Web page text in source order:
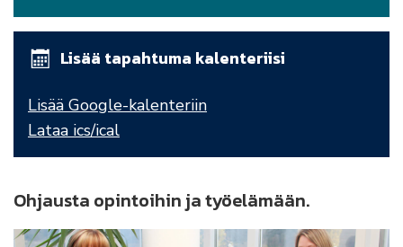
Lisää tapahtuma kalenteriisi
Lisää Google-kalenteriin
Lataa ics/ical
Ohjausta opintoihin ja työelämään.